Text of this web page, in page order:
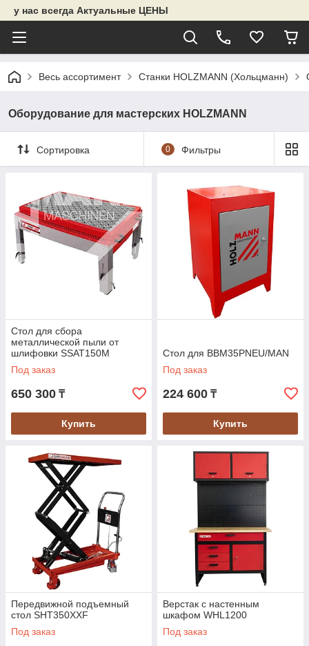
у нас всегда Актуальные ЦЕНЫ
Весь ассортимент Станки HOLZMANN (Хольцманн)
Оборудование для мастерских HOLZMANN
Сортировка 0 Фильтры
Стол для сбора
металлической пыли от
шлифовки SSAT150M
Под заказ
650 300 ₸
Купить
Стол для BBM35PNEU/MAN
Под заказ
224 600 ₸
Купить
Передвижной подъемный
стол SHT350XXF
Под заказ
Верстак с настенным
шкафом WHL1200
Под заказ